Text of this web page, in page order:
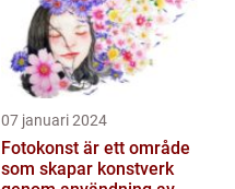
07 januari 2024
Fotokonst är ett område
som skapar konstverk